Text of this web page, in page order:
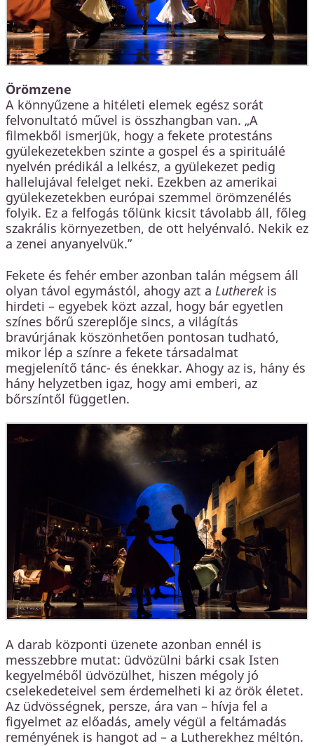
Örömzene
A könnyűzene a hitéleti elemek egész sorát
felvonultató művel is összhangban van. „A
filmekből ismerjük, hogy a fekete protestáns
gyülekezetekben szinte a gospel és a spirituálé
nyelvén prédikál a lelkész, a gyülekezet pedig
hallelujával felelget neki. Ezekben az amerikai
gyülekezetekben európai szemmel örömzenélés
folyik. Ez a felfogás tőlünk kicsit távolabb áll, főleg
szakrális környezetben, de ott helyénvaló. Nekik ez
a zenei anyanyelvük.”
Fekete és fehér ember azonban talán mégsem áll
olyan távol egymástól, ahogy azt a Lutherek is
hirdeti – egyebek közt azzal, hogy bár egyetlen
színes bőrű szereplője sincs, a világítás
bravúrjának köszönhetően pontosan tudható,
mikor lép a színre a fekete társadalmat
megjelenítő tánc- és énekkar. Ahogy az is, hány és
hány helyzetben igaz, hogy ami emberi, az
bőrszíntől független.
A darab központi üzenete azonban ennél is
messzebbre mutat: üdvözülni bárki csak Isten
kegyelméből üdvözülhet, hiszen mégoly jó
cselekedeteivel sem érdemelheti ki az örök életet.
Az üdvösségnek, persze, ára van – hívja fel a
figyelmet az előadás, amely végül a feltámadás
reményének is hangot ad – a Lutherekhez méltón.